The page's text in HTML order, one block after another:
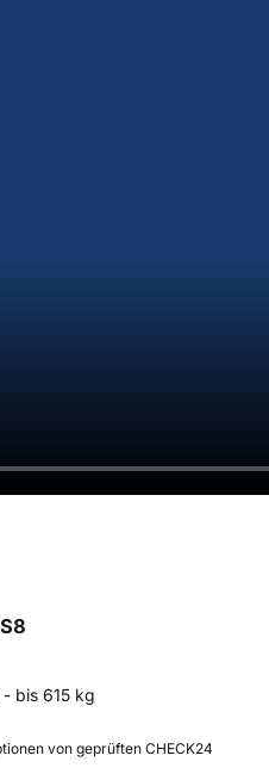
bis 615 kg
von geprüften CHECK24